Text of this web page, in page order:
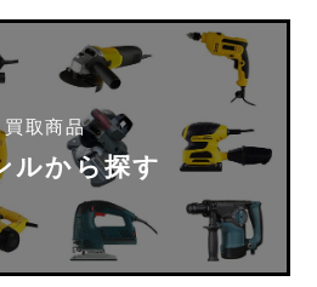
買取商品
ルから探す